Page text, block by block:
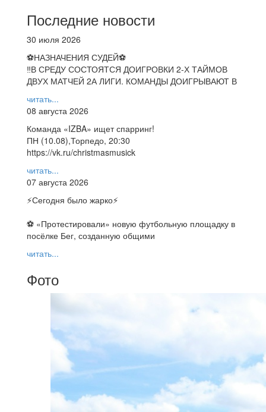
Последние новости
30 июля 2026
⚽НАЗНАЧЕНИЯ СУДЕЙ⚽
‼В СРЕДУ СОСТОЯТСЯ ДОИГРОВКИ 2-Х ТАЙМОВ
ДВУХ МАТЧЕЙ 2А ЛИГИ. КОМАНДЫ ДОИГРЫВАЮТ В
читать...
08 августа 2026
Команда «IZBA» ищет спарринг!
ПН (10.08),Торпедо, 20:30
https://vk.ru/christmasmusick
читать...
07 августа 2026
⚡️Сегодня было жарко⚡️
⚽ ️«Протестировали» новую футбольную площадку в
посёлке Бег, созданную общими
читать...
Фото